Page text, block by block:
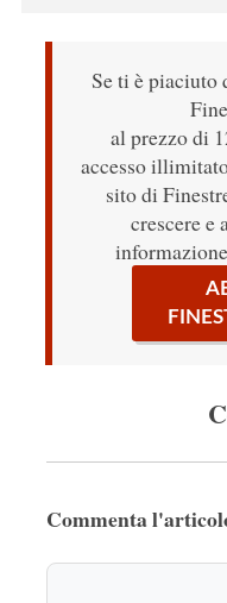
Se ti è piaciuto
al prezzo di
accesso
sito di
crescere e
Commenta